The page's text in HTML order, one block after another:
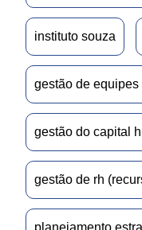
instituto souza
gestão de
gestão do capital
gestão de rh
planejamento